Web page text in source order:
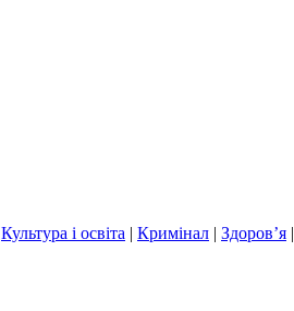
Культура і освіта | Кримінал | Здоров’я |